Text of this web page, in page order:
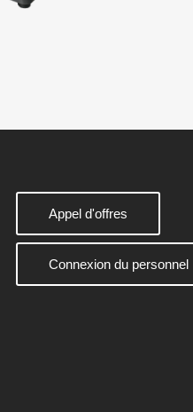
Appel d'offres
Connexion du personnel